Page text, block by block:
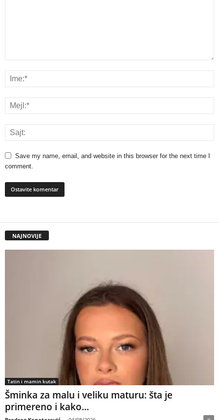
Save my name, email, and website in this browser for the next time I
comment.
NAJNOVIJE
Tatin i mamin kutak
Šminka za malu i veliku maturu: šta je
primereno i kako...